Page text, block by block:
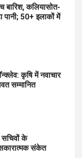
बारिश, कलियासोत-
पानी; 50+ इलाकों में
कृषि में नवाचार
सम्मानित
के
संकेत